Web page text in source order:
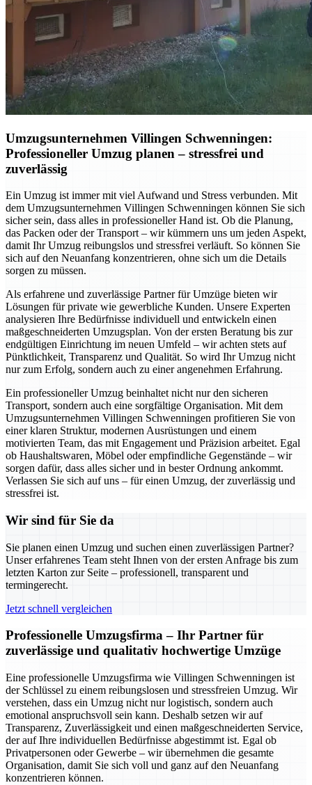
Umzugsunternehmen Villingen Schwenningen:
Professioneller Umzug planen – stressfrei und
zuverlässig
Ein Umzug ist immer mit viel Aufwand und Stress verbunden. Mit
dem Umzugsunternehmen Villingen Schwenningen können Sie sich
sicher sein, dass alles in professioneller Hand ist. Ob die Planung,
das Packen oder der Transport – wir kümmern uns um jeden Aspekt,
damit Ihr Umzug reibungslos und stressfrei verläuft. So können Sie
sich auf den Neuanfang konzentrieren, ohne sich um die Details
sorgen zu müssen.
Als erfahrene und zuverlässige Partner für Umzüge bieten wir
Lösungen für private wie gewerbliche Kunden. Unsere Experten
analysieren Ihre Bedürfnisse individuell und entwickeln einen
maßgeschneiderten Umzugsplan. Von der ersten Beratung bis zur
endgültigen Einrichtung im neuen Umfeld – wir achten stets auf
Pünktlichkeit, Transparenz und Qualität. So wird Ihr Umzug nicht
nur zum Erfolg, sondern auch zu einer angenehmen Erfahrung.
Ein professioneller Umzug beinhaltet nicht nur den sicheren
Transport, sondern auch eine sorgfältige Organisation. Mit dem
Umzugsunternehmen Villingen Schwenningen profitieren Sie von
einer klaren Struktur, modernen Ausrüstungen und einem
motivierten Team, das mit Engagement und Präzision arbeitet. Egal
ob Haushaltswaren, Möbel oder empfindliche Gegenstände – wir
sorgen dafür, dass alles sicher und in bester Ordnung ankommt.
Verlassen Sie sich auf uns – für einen Umzug, der zuverlässig und
stressfrei ist.
Wir sind für Sie da
Sie planen einen Umzug und suchen einen zuverlässigen Partner?
Unser erfahrenes Team steht Ihnen von der ersten Anfrage bis zum
letzten Karton zur Seite – professionell, transparent und
termingerecht.
Jetzt schnell vergleichen
Professionelle Umzugsfirma – Ihr Partner für
zuverlässige und qualitativ hochwertige Umzüge
Eine professionelle Umzugsfirma wie Villingen Schwenningen ist
der Schlüssel zu einem reibungslosen und stressfreien Umzug. Wir
verstehen, dass ein Umzug nicht nur logistisch, sondern auch
emotional anspruchsvoll sein kann. Deshalb setzen wir auf
Transparenz, Zuverlässigkeit und einen maßgeschneiderten Service,
der auf Ihre individuellen Bedürfnisse abgestimmt ist. Egal ob
Privatpersonen oder Gewerbe – wir übernehmen die gesamte
Organisation, damit Sie sich voll und ganz auf den Neuanfang
konzentrieren können.